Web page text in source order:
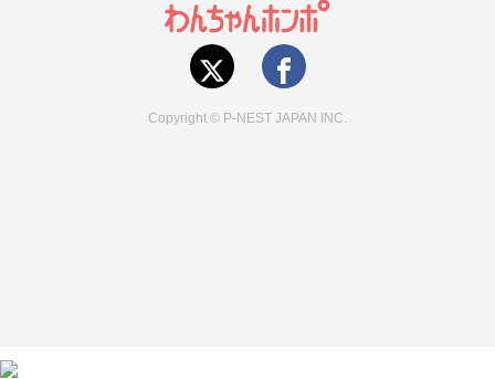
Copyright © P-NEST JAPAN INC.